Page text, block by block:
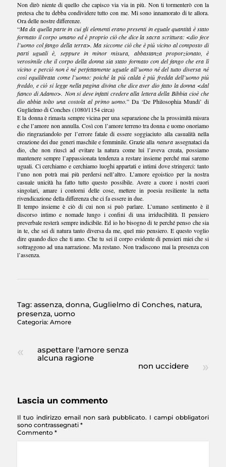
Non dirò niente di quello che capisco via via in più. Non ti tormenterò con la
pretesa che tu debba condividere tutto con me. Mi sono innamorato di te allora.
Ora delle nostre differenze.
“Ma da quella parte in cui gli elementi erano presenti in eguale quantità è stato
formato il corpo umano ed è proprio ciò che dice la sacra scrittura: <dio fece
l’uomo col fango della terra>. Ma siccome ciò che è più vicino al composto di
parti uguali è, seppure in minor misura, abbastanza proporzionato, è
verosimile che il corpo della donna sia stato formato con del fango che era lì
vicino e perciò non è né perfettamente uguale all’uomo né del tutto diversa né
così equilibrata come l’uomo: poiché la più calda è più fredda dell’uomo più
freddo, e ciò si legge nella pagina divina che dice aver dio fatto la donna <dal
fianco di Adamo>. Non si deve infatti credere alla lettera della Bibbia cioè che
dio abbia tolto una costola al primo uomo.” Da ‘De Philosophia Mundi’ di
Guglielmo di Conches (1080/1154 circa)
E la donna è rimasta sempre vicina per una separazione che la prossimità misura
e che l’amore non annulla. Così con l’amore terreno tra donna e uomo onoriamo
dio ringraziandolo per l’errore fatale di essere soggiaciuto alla casualità nella
creazione dei due generi maschile e femminile. Grazie alla naturaassegnataci da
dio, che non riuscì ad evitare la natura come lui l’aveva creata, possiamo
mantenere sempre l’appassionata tendenza a restare insieme perché mai saremo
uguali. Ci cerchiamo e cerchiamo luoghi appartati e intimi dove stringerci: tanto
l’uno non potrà mai più perdersi nell’altro. L’amore egoistico per la nostra
casuale unicità ha fatto tutto questo possibile. Avere a cuore i nostri cuori
singolari, amare i contorni delle cose, mettere in poesia resiliente la netta
rivendicazione della differenza che ci fa essere in due.
Il tempo insieme è ciò di cui non si può parlare. L’umano sentimento è il
discorso intimo e nomade lungo i confini di una irriducibilità. Il pensiero
preverbale resterà sempre indicibile. Ed io ho bisogno di te perché penso che sia
in te, che sei di natura tanto diversa da me, quel mio pensiero. E questo voglio
dire quando dico che ti amo. Che tu sei il corpo evidente di pensieri miei che si
sottraggono ad una narrazione. Ma restano. Non tradiscono mai la presenza con
l’assenza.
Tag: assenza, donna, Guglielmo di Conches, natura,
presenza, uomo
Categoria: Amore
aspettare l'amore senza
alcuna ragione
non uccidere
Lascia un commento
Il tuo indirizzo email non sarà pubblicato. I campi obbligatori
sono contrassegnati *
Commento *